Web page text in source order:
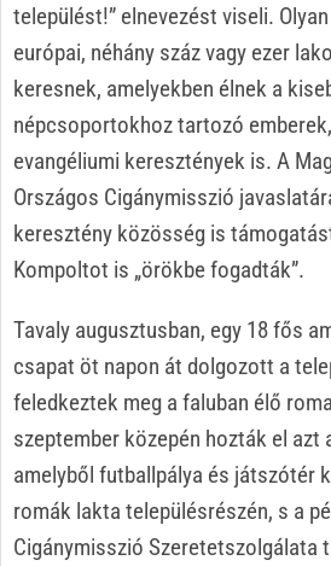
települést!” elnevezést viseli.
európai, néhány száz vagy ezer
keresnek, amelyekben élnek a
népcsoportokhoz tartozó
evangéliumi keresztények is. A
Országos Cigánymisszió
keresztény közösség is
Kompoltot is „örökbe fogadták”.
Tavaly augusztusban, egy 18 fős
csapat öt napon át dolgozott a
feledkeztek meg a faluban élő
szeptember közepén hozták el
amelyből futballpálya és játszótér
romák lakta településrészén, s a
Cigánymisszió Szeretetszolgálata